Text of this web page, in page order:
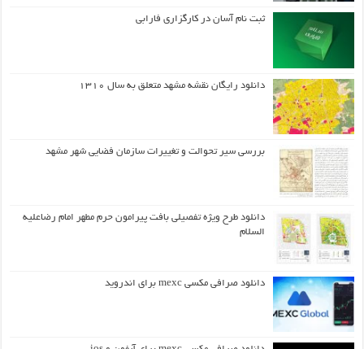
ثبت نام آسان در کارگزاری فارابی
دانلود رایگان نقشه مشهد متعلق به سال ۱۳۱۰
بررسی سیر تحوالت و تغییرات سازمان فضایی شهر مشهد
دانلود طرح ويژه تفصيلي بافت پيرامون حرم مطهر امام رضاعليه
السلام
دانلود صرافی مکسی mexc برای اندروید